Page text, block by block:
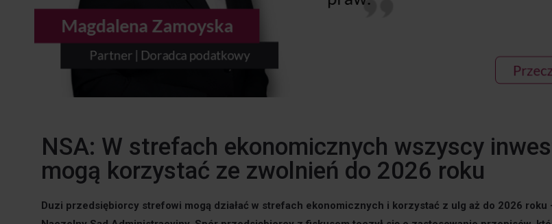
NSA: W strefach ekonomicznych wszyscy
mogą korzystać ze zwolnień do 2026 roku
Duzi przedsiębiorcy strefowi mogą działać w strefach ekonomicznych i korzystać z ulg aż do 2026 roku